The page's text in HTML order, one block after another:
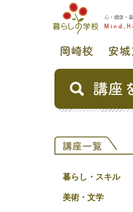
暮らし・スキル
美術・文学